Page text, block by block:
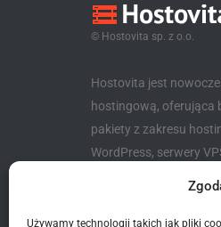
Używamy technologii takich jak pliki
© Hostovita sp. z o.o.
Hostovita jest
hostingową, oferująca
pakiety z zakresu
WordPress, serwery